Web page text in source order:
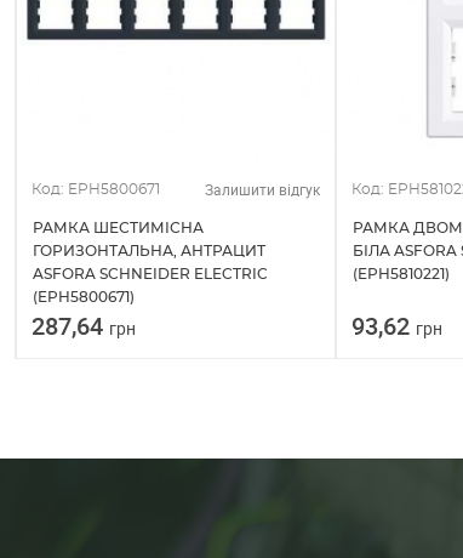
Код: EPH5800671 Залишити відгук
РАМКА ШЕСТИМІСНА
ГОРИЗОНТАЛЬНА, АНТРАЦИТ
ASFORA SCHNEIDER ELECTRIC
(EPH5800671)
287,64 грн
Код:
РАМКА
БІЛА ASFORA
(EPH5810221)
93,62 грн